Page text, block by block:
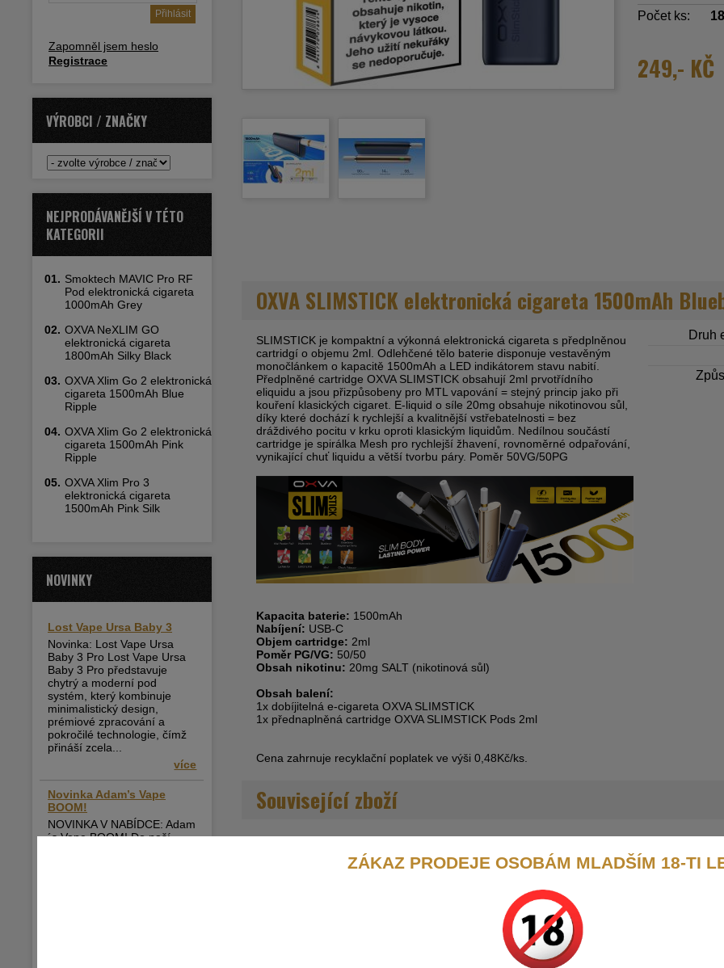
Zapomněl jsem heslo
Registrace
VÝROBCI / ZNAČKY
NEJPRODÁVANĚJŠÍ V TÉTO
KATEGORII
01. Smoktech MAVIC Pro RF
Pod elektronická cigareta
1000mAh Grey
02. OXVA NeXLIM GO
elektronická cigareta
1800mAh Silky Black
03. OXVA Xlim Go 2 elektronická
cigareta 1500mAh Blue
Ripple
04. OXVA Xlim Go 2 elektronická
cigareta 1500mAh Pink
Ripple
05. OXVA Xlim Pro 3
elektronická cigareta
1500mAh Pink Silk
NOVINKY
Lost Vape Ursa Baby 3
Novinka: Lost Vape Ursa
Baby 3 Pro Lost Vape Ursa
Baby 3 Pro představuje
chytrý a moderní pod
systém, který kombinuje
minimalistický design,
prémiové zpracování a
pokročilé technologie, čímž
přináší zcela...
více
Novinka Adam’s Vape
BOOM!
NOVINKA V NABÍDCE: Adam
´s Vape BOOM! Do naší
Počet ks:
249,- KČ
OXVA SLIMSTICK elektronická cigareta 1500mAh
SLIMSTICK je kompaktní a výkonná elektronická cigareta s předplněnou
cartridgí o objemu 2ml. Odlehčené tělo baterie disponuje vestavěným
monočlánkem o kapacitě 1500mAh a LED indikátorem stavu nabití.
Předplněné cartridge OXVA SLIMSTICK obsahují 2ml prvotřídního
eliquidu a jsou přizpůsobeny pro MTL vapování = stejný princip jako při
kouření klasických cigaret. E-liquid o síle 20mg obsahuje nikotinovou sůl,
díky které dochází k rychlejší a kvalitnější vstřebatelnosti = bez
dráždivého pocitu v krku oproti klasickým liquidům. Nedílnou součástí
cartridge je spirálka Mesh pro rychlejší žhavení, rovnoměrné odpařování,
vynikající chuť liquidu a větší tvorbu páry. Poměr 50VG/50PG
Kapacita baterie: 1500mAh
Nabíjení: USB-C
Objem cartridge: 2ml
Poměr PG/VG: 50/50
Obsah nikotinu: 20mg SALT (nikotinová sůl)
Obsah balení:
1x dobíjitelná e-cigareta OXVA SLIMSTICK
1x přednaplněná cartridge OXVA SLIMSTICK Pods 2ml
Cena zahrnuje recyklační poplatek ve výši 0,48Kč/ks.
Druh
Související zboží
ZÁKAZ PRODEJE OSOBÁM MLADŠÍM 18-TI